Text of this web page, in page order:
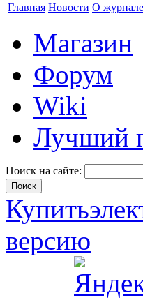
Главная Новости О журнале
Магазин
Форум
Wiki
Лучший
Поиск на сайте:
Купить
версию